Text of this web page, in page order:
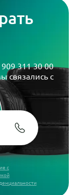
311 30 00
связались с
с